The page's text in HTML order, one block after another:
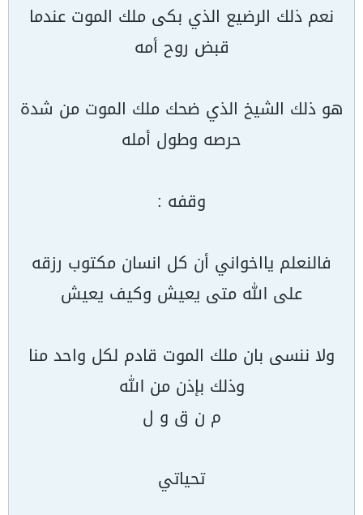
نعم ذلك الرضيع الذي بكى ملك الموت عندما
قبض روح أمه
هو ذلك الشيخ الذي ضحك ملك الموت من شدة
حرصه وطول أمله
وقفه :
فالنعلم يااخواني أن كل انسان مكتوب رزقه
على الله متى يعيش وكيف يعيش
ولا ننسى بان ملك الموت قادم لكل واحد منا
وذلك بإذن من الله
م ن ق و ل
تحياتي